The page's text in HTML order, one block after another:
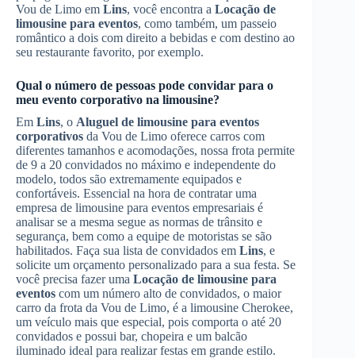
Vou de Limo em Lins, você encontra a Locação de
limousine para eventos, como também, um passeio
romântico a dois com direito a bebidas e com destino ao
seu restaurante favorito, por exemplo.
Qual o número de pessoas pode convidar para o
meu evento corporativo na limousine?
Em Lins, o Aluguel de limousine para eventos
corporativos da Vou de Limo oferece carros com
diferentes tamanhos e acomodações, nossa frota permite
de 9 a 20 convidados no máximo e independente do
modelo, todos são extremamente equipados e
confortáveis. Essencial na hora de contratar uma
empresa de limousine para eventos empresariais é
analisar se a mesma segue as normas de trânsito e
segurança, bem como a equipe de motoristas se são
habilitados. Faça sua lista de convidados em Lins, e
solicite um orçamento personalizado para a sua festa. Se
você precisa fazer uma Locação de limousine para
eventos com um número alto de convidados, o maior
carro da frota da Vou de Limo, é a limousine Cherokee,
um veículo mais que especial, pois comporta o até 20
convidados e possui bar, chopeira e um balcão
iluminado ideal para realizar festas em grande estilo.